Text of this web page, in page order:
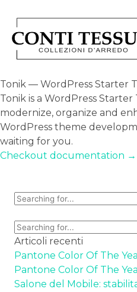
Tonik — WordPress Starter
Tonik is a WordPress
modernize, organize and
WordPress theme
waiting for you.
Checkout documentation →
Articoli recenti
Pantone Color Of The
Pantone Color Of The
Salone del Mobile: